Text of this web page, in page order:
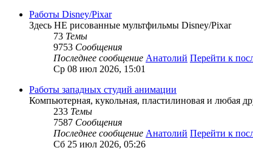
Работы Disney/Pixar
Здесь НЕ рисованные мультфильмы Disney/Pixar
73 Темы
9753 Сообщения
Последнее сообщение Анатолий Перейти к
Ср 08 июл 2026, 15:01
Работы западных студий анимации
Компьютерная, кукольная, пластилиновая и любая
233 Темы
7587 Сообщения
Последнее сообщение Анатолий Перейти к
Сб 25 июл 2026, 05:26